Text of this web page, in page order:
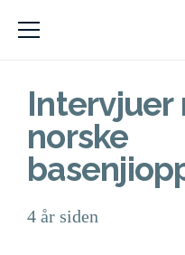
Intervjuer
norske
4 år siden